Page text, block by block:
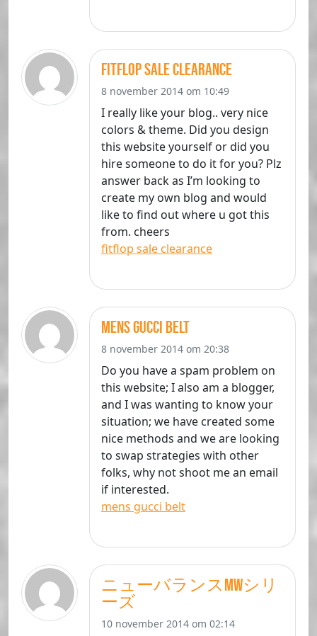
fitflop sale clearance
8 november 2014 om 10:49
I really like your blog.. very nice
colors & theme. Did you design
this website yourself or did you
hire someone to do it for you? Plz
answer back as I’m looking to
create my own blog and would
like to find out where u got this
from. cheers
fitflop sale clearance
mens gucci belt
8 november 2014 om 20:38
Do you have a spam problem on
this website; I also am a blogger,
and I was wanting to know your
situation; we have created some
nice methods and we are looking
to swap strategies with other
folks, why not shoot me an email
if interested.
mens gucci belt
ニューバランスmwシリ
ーズ
10 november 2014 om 02:14